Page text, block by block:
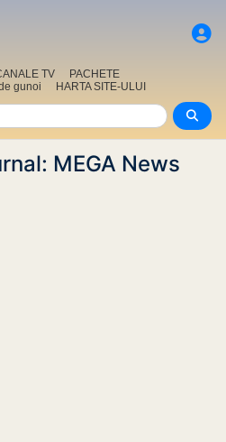
TV
PACHETE
gunoi HARTA SITE-ULUI
MEGA News